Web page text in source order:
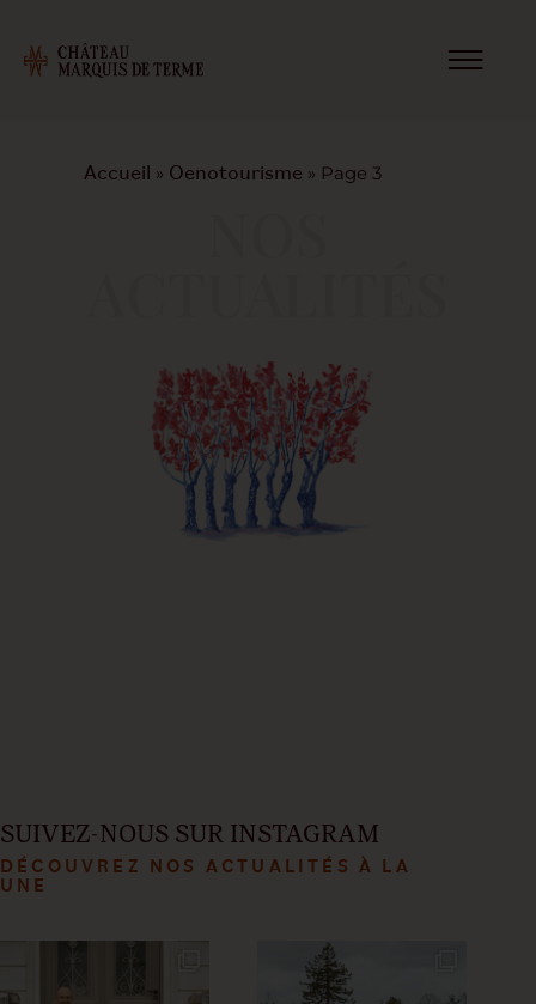
Accueil » Oenotourisme » Page 3
SUIVEZ-NOUS SUR INSTAGRAM
DÉCOUVREZ NOS ACTUALITÉS À LA
UNE